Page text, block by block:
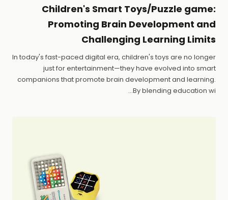
Children's Smart Toys/Puzzle game:
Promoting Brain Development and
Challenging Learning Limits
In today's fast-paced digital era, children's toys are no longer
just for entertainment—they have evolved into smart
companions that promote brain development and learning.
By blending education wi...